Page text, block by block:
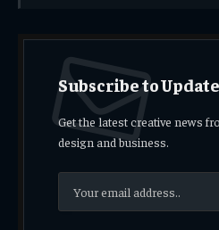
Subscribe to
Get the latest creative news
design and business.